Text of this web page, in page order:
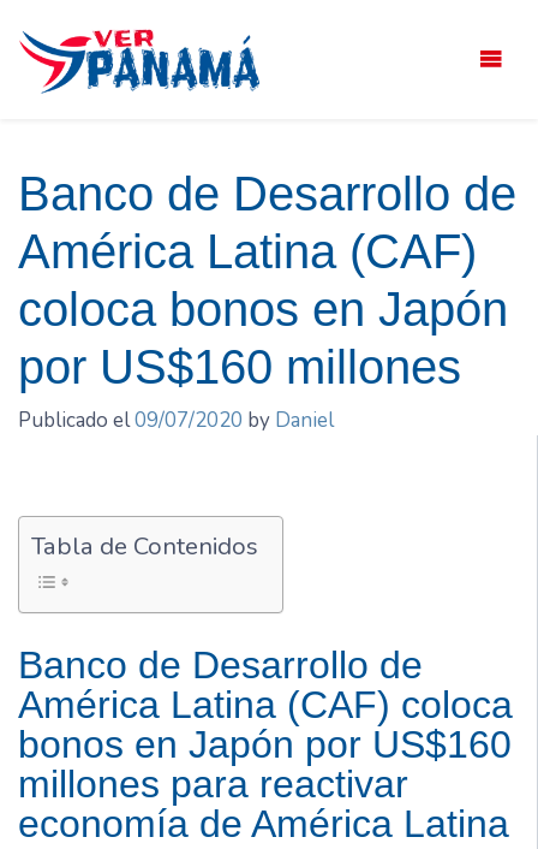
contenido
Banco de Desarrollo de
América Latina (CAF)
coloca bonos en Japón
por US$160 millones
Publicado el09/07/2020 by Daniel
Tabla de Contenidos
Banco de Desarrollo de
América Latina (CAF) coloca
bonos en Japón por US$160
millones para reactivar
economía de América Latina